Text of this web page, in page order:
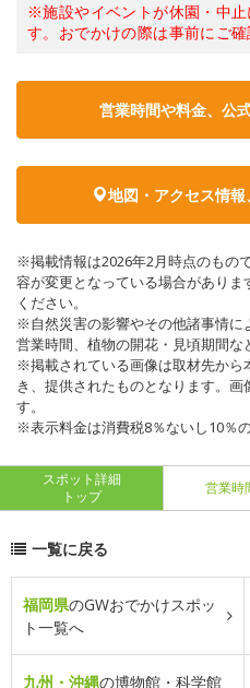
※施設やイベントが休園・中
す。おでかけの際は事前にご確
営業時間や料金、公
地図・アクセス情
※掲載情報は2026年2月時点のもの
容が変更となっている場合があり
ください。
※自然災害の影響やその他諸事情に
営業時間、植物の開花・見頃期間な
※掲載されている画像は取材先から
き、提供されたものとなります。
す。
※表示料金は消費税8％ないし10％の
スポット詳細
トップ
営業時
一覧に戻る
福岡県のGWおでかけスポッ
ト一覧へ
九州・沖縄の博物館・科学館